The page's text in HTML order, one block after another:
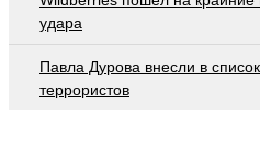
удара
Павла Дурова внесли в
террористов